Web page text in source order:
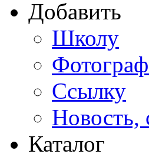
Добавить
Школу
Ссылку
Новость,
Каталог